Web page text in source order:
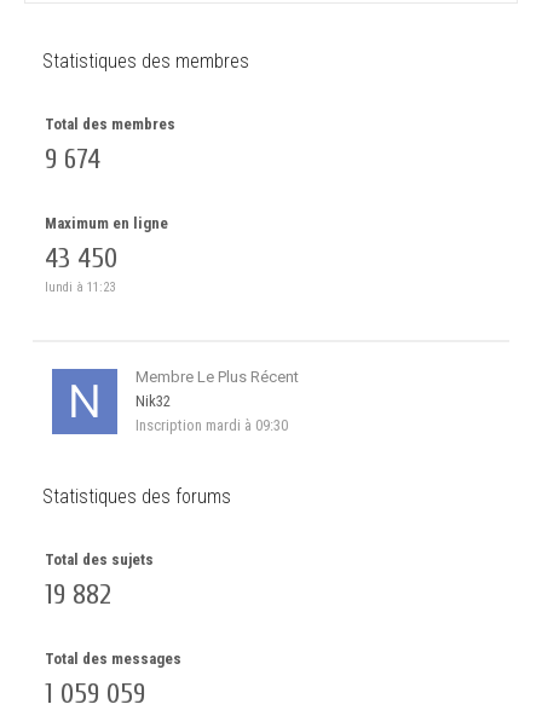
Statistiques des membres
Total des membres
9 674
Maximum en ligne
43 450
lundi à 11:23
Membre Le Plus Récent
Nik32
Inscription mardi à 09:30
Statistiques des forums
Total des sujets
19 882
Total des messages
1 059 059